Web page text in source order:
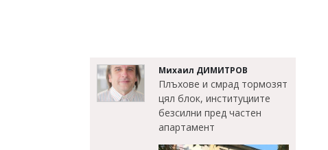
Михаил ДИМИТРОВ
Плъхове и смрад тормозят
цял блок, институциите
безсилни пред частен
апартамент